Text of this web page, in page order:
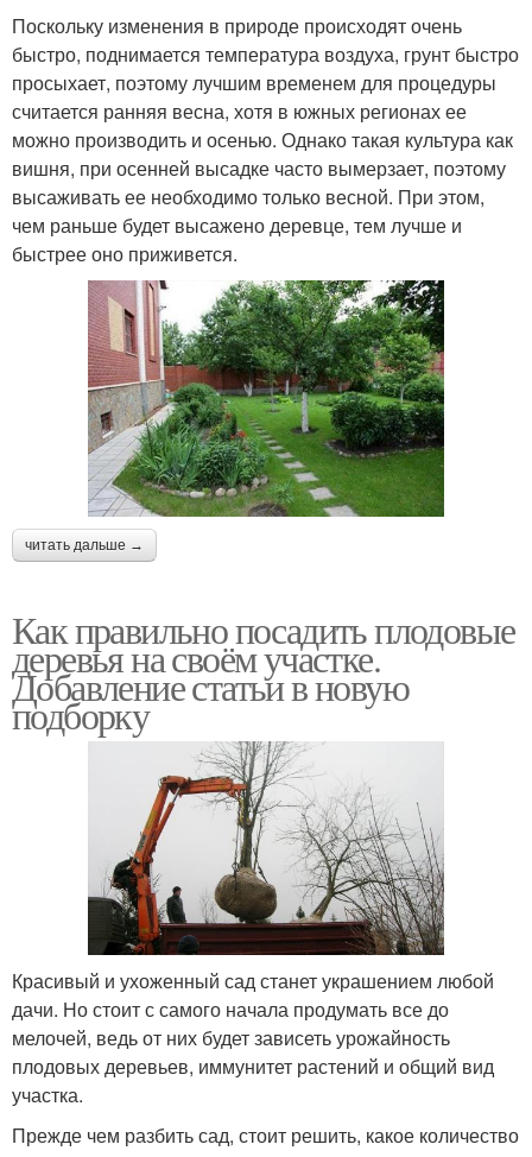
Поскольку изменения в природе происходят очень
быстро, поднимается температура воздуха, грунт быстро
просыхает, поэтому лучшим временем для процедуры
считается ранняя весна, хотя в южных регионах ее
можно производить и осенью. Однако такая культура как
вишня, при осенней высадке часто вымерзает, поэтому
высаживать ее необходимо только весной. При этом,
чем раньше будет высажено деревце, тем лучше и
быстрее оно приживется.
читать дальше →
Как правильно посадить плодовые
деревья на своём участке.
Добавление статьи в новую
подборку
Красивый и ухоженный сад станет украшением любой
дачи. Но стоит с самого начала продумать все до
мелочей, ведь от них будет зависеть урожайность
плодовых деревьев, иммунитет растений и общий вид
участка.
Прежде чем разбить сад, стоит решить, какое количество